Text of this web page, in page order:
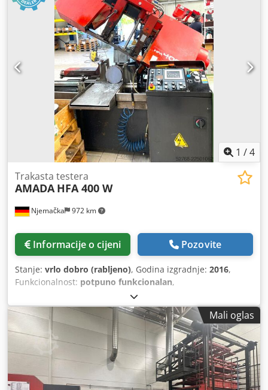
1 /4
Njemačka 972 km
Trakasta testera
AMADA HFA 400 W
Informacije o cijeni Pozovite
Stanje: vrlo dobro (rabljeno), Godina izgradnje: 2016,
Funkcionalnost: potpuno funkcionalan,
Mali oglas